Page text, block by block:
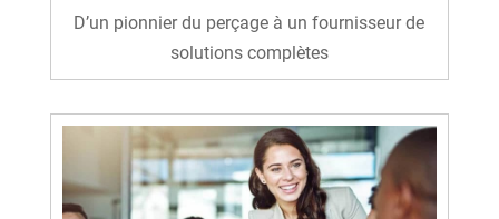
D’un pionnier du perçage à un fournisseur de
solutions complètes